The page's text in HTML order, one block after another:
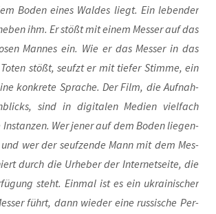
Boden eines Wal­des liegt. Ein leben­der
ihm. Er stößt mit einem Mes­ser auf das
Man­nes ein. Wie er das Mes­ser in das
stößt, seufzt er mit tie­fer Stim­me, ein
kon­kre­te Spra­che. Der Film, die Auf­nah­
sind in digi­ta­len Medi­en viel­fach
Wer jener auf dem Boden lie­gen­
wer der seuf­zen­de Mann mit dem Mes­
durch die Urhe­ber der Inter­net­sei­te, die
steht. Ein­mal ist es ein ukrai­ni­scher
führt, dann wie­der eine rus­si­sche Per­